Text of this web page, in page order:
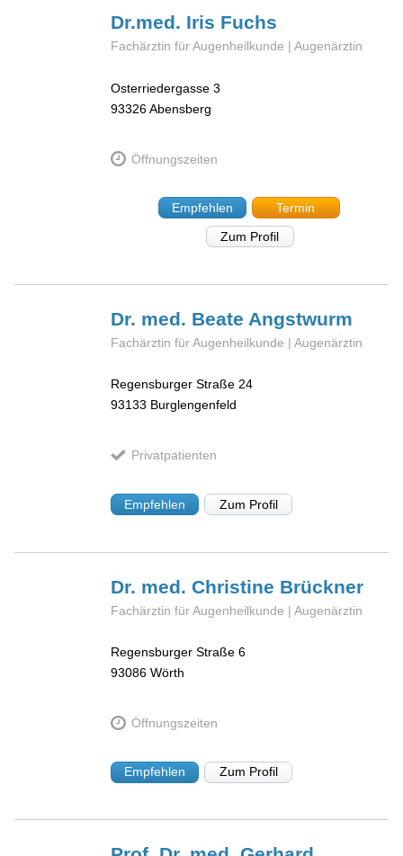
Dr.med. Iris Fuchs
Fachärztin für Augenheilkunde | Augenärztin
Osterriedergasse 3
93326Abensberg
Öffnungszeiten
Empfehlen
Termin
Zum Profil
Dr. med. Beate Angstwurm
Fachärztin für Augenheilkunde | Augenärztin
Regensburger Straße 24
93133 Burglengenfeld
Privatpatienten
Empfehlen Zum Profil
Dr. med. Christine Brückner
Fachärztin für Augenheilkunde | Augenärztin
Regensburger Straße 6
93086 Wörth
Öffnungszeiten
Empfehlen Zum Profil